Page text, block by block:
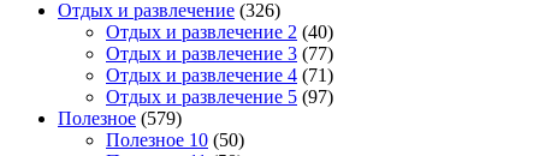
Отдых и развлечение (326)
Отдых и развлечение 2 (40)
Отдых и развлечение 3 (77)
Отдых и развлечение 4 (71)
Отдых и развлечение 5 (97)
Полезное (579)
Полезное 10 (50)